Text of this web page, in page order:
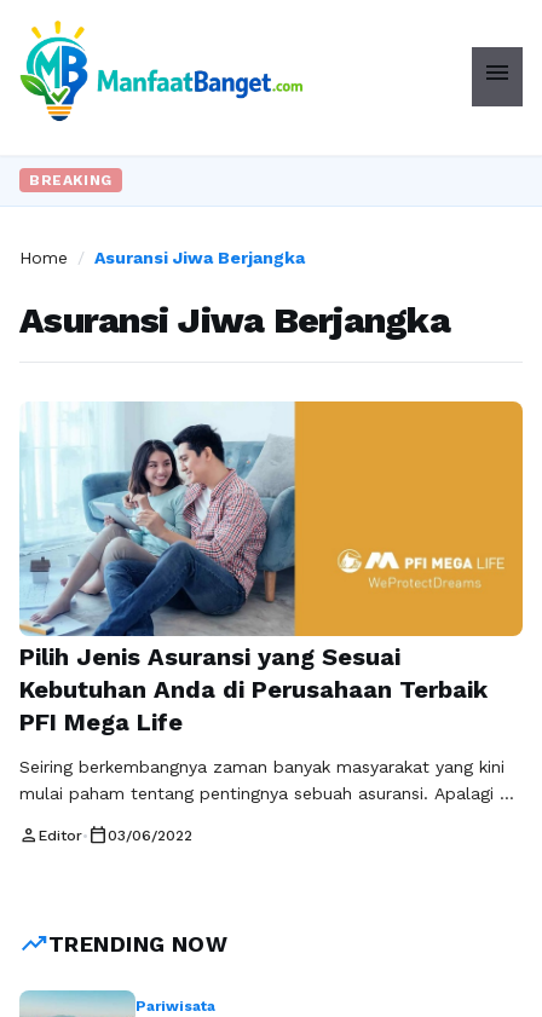
menu
BREAKING
Home / Asuransi Jiwa Berjangka
Asuransi Jiwa Berjangka
Pilih Jenis Asuransi yang Sesuai
Kebutuhan Anda di Perusahaan Terbaik
PFI Mega Life
Seiring berkembangnya zaman banyak masyarakat yang kini
mulai paham tentang pentingnya sebuah asuransi. Apalagi di
masyarakat yang mulai sadar betapa pentingnya memiliki
mahalnya …Baca Selengkapnya
person Editor• calendar_today03/06/2022
trending_upTRENDING NOW
Pariwisata